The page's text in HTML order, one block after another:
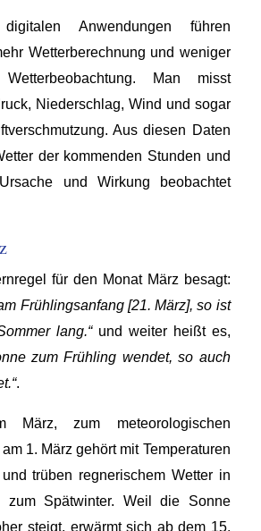
Anwendungen führen
Wetterberechnung und weniger
Man misst
Niederschlag, Wind und sogar
Aus diesen Daten
der kommenden Stunden und
und Wirkung beobachtet
für den Monat März besagt:
Frühlingsanfang [21. März], so ist
lang.“und weiter heißt es,
zum Frühling wendet, so auch
.
März, zum meteorologischen
1. März gehört mit Temperaturen
trüben regnerischem Wetter in
zum Spätwinter. Weil die Sonne
steigt, erwärmt sich ab dem 15.